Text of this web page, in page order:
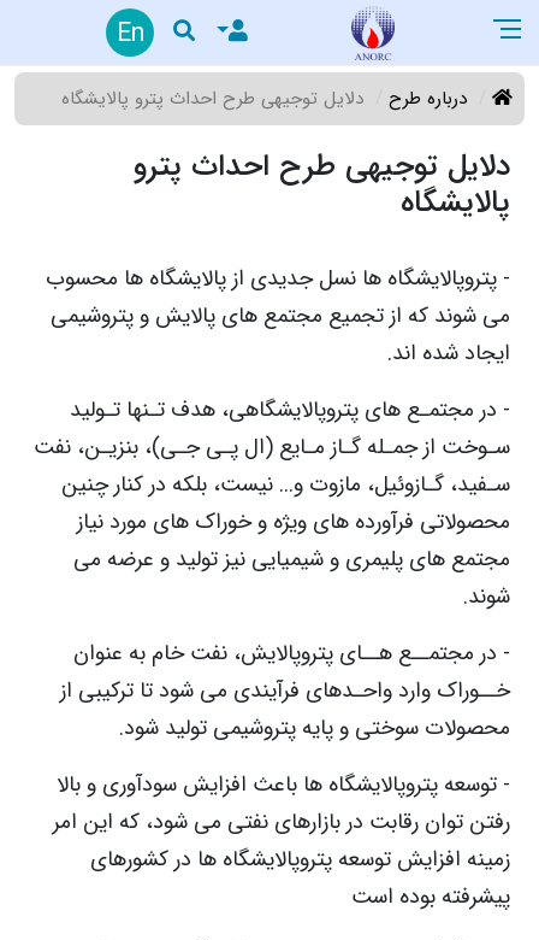
En
درباره طرح دلایل توجیهی طرح احداث پترو پالایشگاه
دلایل توجیهی طرح احداث پترو
پالایشگاه
- پتروپالایشگاه ها نسل جدیدی از پالایشگاه ها محسوب
می شوند که از تجمیع مجتمع های پالایش و پتروشیمی
ایجاد شده اند.
- در مجتمـع های پتروپالایشگاهی، هدف تـنها تـولید
سـوخت از جمـله گـاز مـایع (ال پـی جـی)، بنزیـن، نفت
سـفید، گـازوئیل، مازوت و... نیست، بلکه در کنار چنین
محصولاتی فرآورده های ویژه و خوراک های مورد نیاز
مجتمع های پلیمری و شیمیایی نیز تولید و عرضه می
شوند.
- در مجتمــع هــای پتروپالایش، نفت خام به عنوان
خــوراک وارد واحـدهای فرآیندی می شود تا ترکیبی از
محصولات سوختی و پایه پتروشیمی تولید شود.
- توسعه پتروپالایشگاه ها باعث افزایش سودآوری و بالا
رفتن توان رقابت در بازارهای نفتی می شود، که این امر
زمینه افزایش توسعه پتروپالایشگاه ها در کشورهای
پیشرفته بوده است